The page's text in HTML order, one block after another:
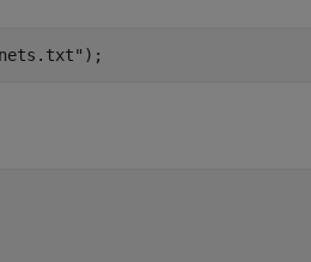
);